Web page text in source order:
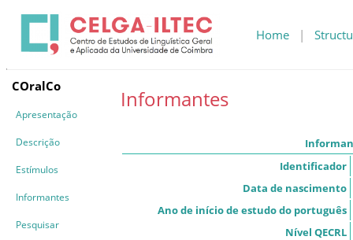
Home |
COralCo
Apresentação
Descrição
Estímulos
Informantes
Pesquisar
Informantes
Identificador
Data de nascimento
Ano de início de estudo do português
Nível QECRL